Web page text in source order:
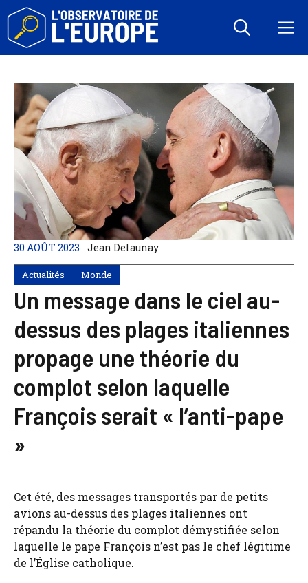
Aller
contenu
30 AOÛT 2023 Jean Delaunay
Actualités Monde
Un message dans le ciel au-
dessus des plages italiennes
propage une théorie du
complot selon laquelle
François serait « l’anti-pape
»
Cet été, des messages transportés par de petits
avions au-dessus des plages italiennes ont
répandu la théorie du complot démystifiée selon
laquelle le pape François n’est pas le chef légitime
de l’Église catholique.